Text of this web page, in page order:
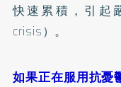
快速累積，引起
crisis）。
如果正在服用抗憂